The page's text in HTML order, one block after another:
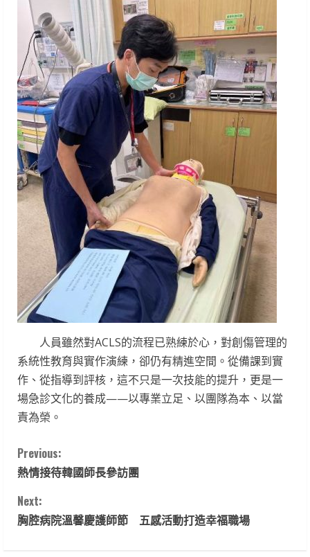
人員雖然對ACLS的流程已熟練於心，對創傷管理的
系統性教育與實作演練，卻仍有精進空間。從備課到實
作、從指導到評核，這不只是一次技能的提升，更是一
場急診文化的養成——以專業立足、以團隊為本、以當
責為榮。
C
o
n
Previous:
熱情接待韓國師長參訪團
Next:
胸腔病院溫馨慶護師節 五感活動打造幸福職場